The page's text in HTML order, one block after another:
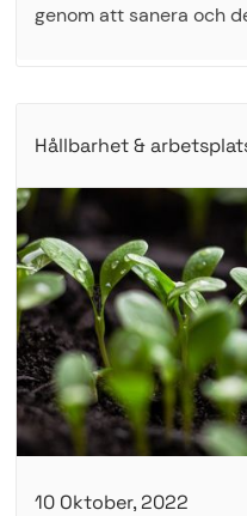
genom att sanera och
Hållbarhet &
10 Oktober, 2022